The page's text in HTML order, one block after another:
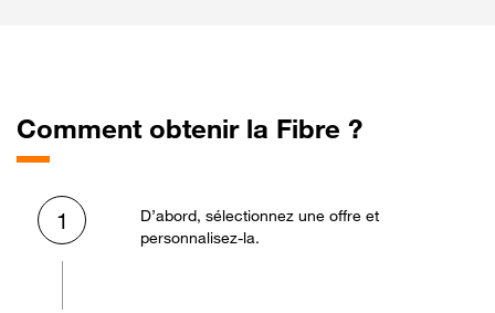
Comment obtenir la Fibre ?
1
D’abord, sélectionnez une offre et
personnalisez-la.